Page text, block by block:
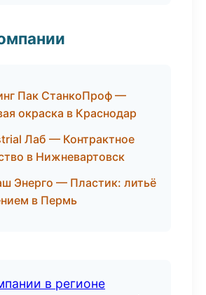
Пак СтанкоПроф —
окраска в Краснодар
Лаб — Контрактное
в Нижневартовск
Энерго — Пластик: литьё
в Пермь
в регионе